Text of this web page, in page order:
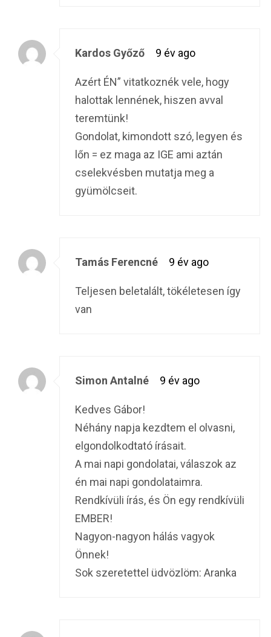
Kardos Győző 9 év ago
Azért ÉN” vitatkoznék vele, hogy
halottak lennének, hiszen avval
teremtünk!
Gondolat, kimondott szó, legyen és
lőn = ez maga az IGE ami aztán
cselekvésben mutatja meg a
gyümölcseit.
Tamás Ferencné 9 év ago
Teljesen beletalált, tökéletesen így
van
Simon Antalné 9 év ago
Kedves Gábor!
Néhány napja kezdtem el olvasni,
elgondolkodtató írásait.
A mai napi gondolatai, válaszok az
én mai napi gondolataimra.
Rendkívüli írás, és Ön egy rendkívüli
EMBER!
Nagyon-nagyon hálás vagyok
Önnek!
Sok szeretettel üdvözlöm: Aranka